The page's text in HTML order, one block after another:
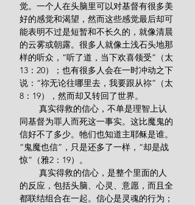
觉。一个人在头脑里可以对基督有很多美
好的感觉和渴望，然而这些感觉最后却可
能表明不过是短暂和不长久的，就像清晨
的云雾或朝露。很多人就像土浅石头地那
样的听众，“听了道，当下欢喜领受”（太
13：20）；也有很多人会在一时冲动之下
说：“祢无论往哪里去，我要跟从祢”（太
8：19），然而却又转回了世界。
同基督为罪人而死这一事实。这比魔鬼的
信好不了多少。牠们也知道主耶稣是谁。
“鬼魔也信”，只是还多了一样，“却是战
惊”（雅2：19）。
的反应，包括头脑、心灵、意愿，而且全
都联结组合在一起。信心是灵魂的行为；